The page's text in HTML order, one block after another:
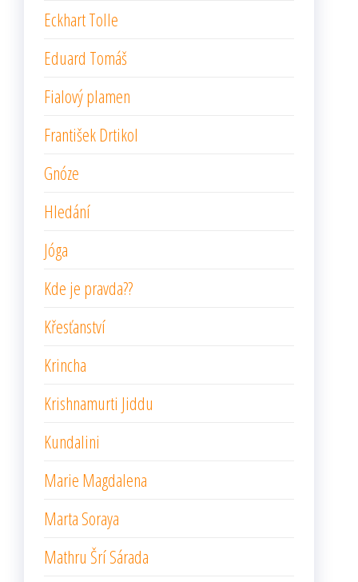
Eckhart Tolle
Eduard Tomáš
Fialový plamen
František Drtikol
Gnóze
Hledání
Jóga
Kde je pravda??
Křesťanství
Krincha
Krishnamurti Jiddu
Kundalini
Marie Magdalena
Marta Soraya
Mathru Šrí Sárada